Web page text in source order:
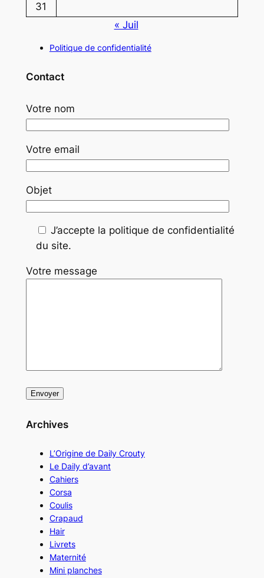
31
« Juil
Politique de confidentialité
Contact
Votre nom
Votre email
Objet
J’accepte la politique de confidentialité
du site.
Votre message
Archives
L’Origine de Daily Crouty
Le Daily d’avant
Cahiers
Corsa
Coulis
Crapaud
Hair
Livrets
Maternité
Mini planches